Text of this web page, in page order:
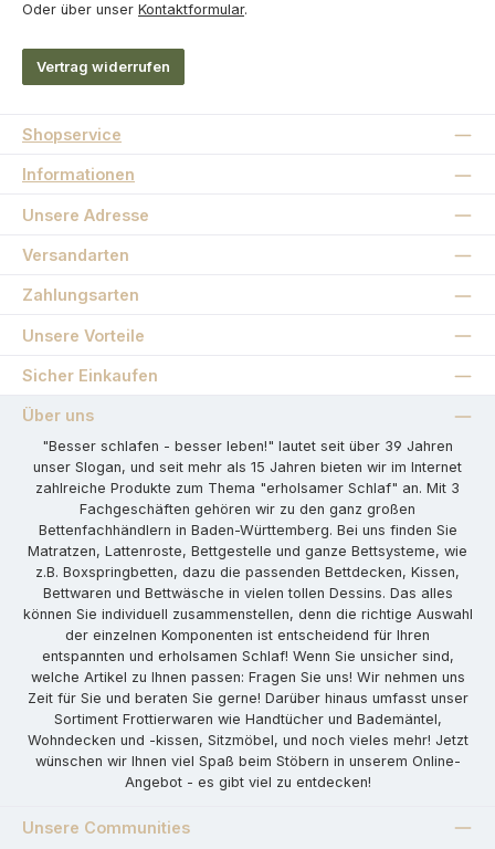
Oder über unser Kontaktformular.
Vertrag widerrufen
Shopservice
Informationen
Unsere Adresse
Versandarten
Zahlungsarten
Unsere Vorteile
Sicher Einkaufen
Über uns
"Besser schlafen - besser leben!" lautet seit über 39 Jahren
unser Slogan, und seit mehr als 15 Jahren bieten wir im Internet
zahlreiche Produkte zum Thema "erholsamer Schlaf" an. Mit 3
Fachgeschäften gehören wir zu den ganz großen
Bettenfachhändlern in Baden-Württemberg. Bei uns finden Sie
Matratzen, Lattenroste, Bettgestelle und ganze Bettsysteme, wie
z.B. Boxspringbetten, dazu die passenden Bettdecken, Kissen,
Bettwaren und Bettwäsche in vielen tollen Dessins. Das alles
können Sie individuell zusammenstellen, denn die richtige Auswahl
der einzelnen Komponenten ist entscheidend für Ihren
entspannten und erholsamen Schlaf! Wenn Sie unsicher sind,
welche Artikel zu Ihnen passen: Fragen Sie uns! Wir nehmen uns
Zeit für Sie und beraten Sie gerne! Darüber hinaus umfasst unser
Sortiment Frottierwaren wie Handtücher und Bademäntel,
Wohndecken und -kissen, Sitzmöbel, und noch vieles mehr! Jetzt
wünschen wir Ihnen viel Spaß beim Stöbern in unserem Online-
Angebot - es gibt viel zu entdecken!
Unsere Communities